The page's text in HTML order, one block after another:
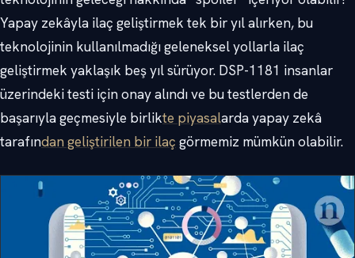
Yapay zekâyla ilaç geliştirmek tek bir yıl alırken, bu
teknolojinin kullanılmadığı geleneksel yollarla ilaç
geliştirmek yaklaşık beş yıl sürüyor. DSP-1181 insanlar
üzerindeki testi için onay alındı ve bu testlerden de
başarıyla geçmesiyle birlikte piyasalarda yapay zekâ
tarafından geliştirilen bir ilaç görmemiz mümkün olabilir.